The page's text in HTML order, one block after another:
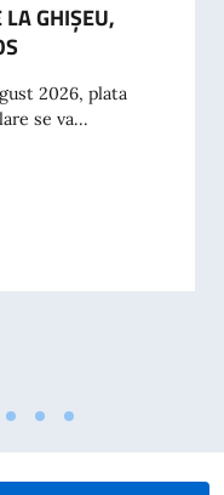
LA GHIȘEU,
2026, plata
se va...
LA GHIȘEU, INCLUSIV